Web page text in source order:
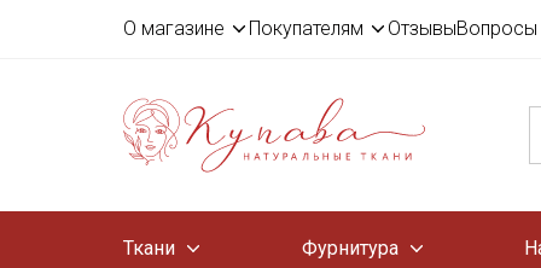
О магазине Покупателям ОтзывыВопросы
Ткани Фурнитура